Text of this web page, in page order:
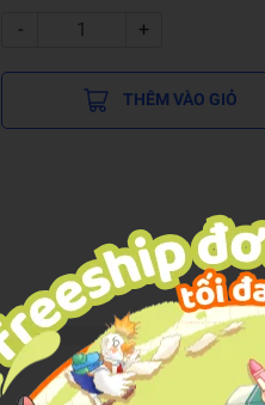
-
+
THÊM VÀO GIỎ